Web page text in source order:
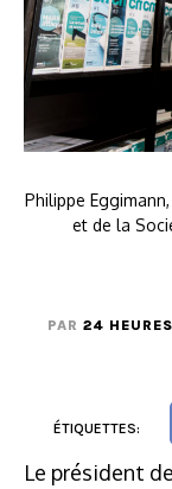
Philippe
et de la
PAR 24 HEURES
ÉTIQUETTES:
Le président